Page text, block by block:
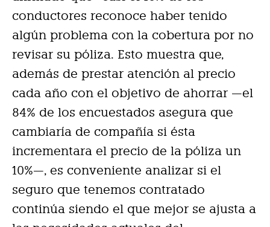
conductores reconoce haber tenido
algún problema con la cobertura por no
revisar su póliza. Esto muestra que,
además de prestar atención al precio
cada año con el objetivo de ahorrar —el
84% de los encuestados asegura que
cambiaría de compañía si ésta
incrementara el precio de la póliza un
10%—, es conveniente analizar si el
seguro que tenemos contratado
continúa siendo el que mejor se ajusta a